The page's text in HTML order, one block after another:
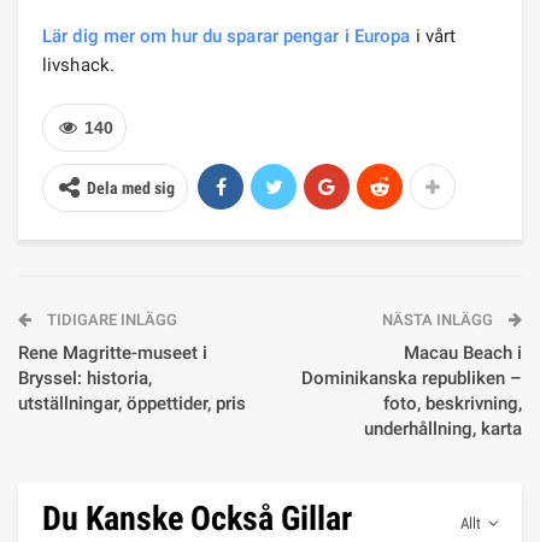
Lär dig mer om hur du sparar pengar i Europa i vårt
livshack.
140
Dela med sig
TIDIGARE INLÄGG
Rene Magritte-museet i
Bryssel: historia,
utställningar, öppettider, pris
NÄSTA INLÄGG
Macau Beach i
Dominikanska republiken –
foto, beskrivning,
underhållning, karta
Allt
Du Kanske Också Gillar